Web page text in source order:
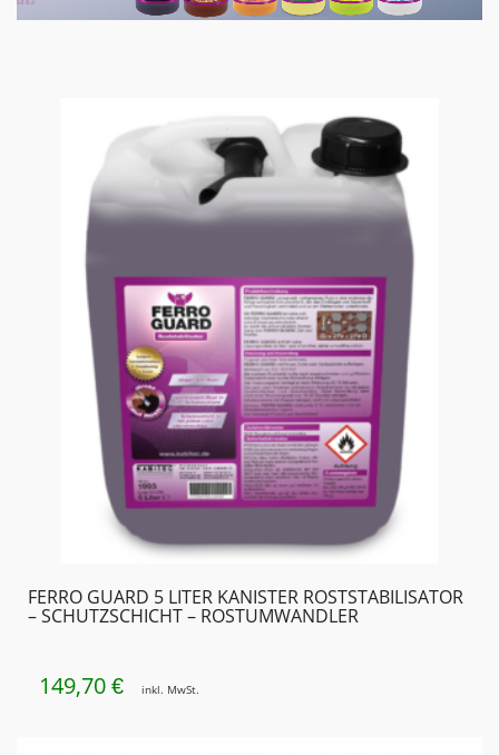
FERRO GUARD 5 LITER KANISTER ROSTSTABILISATOR
– SCHUTZSCHICHT – ROSTUMWANDLER
149,70 € inkl. MwSt.